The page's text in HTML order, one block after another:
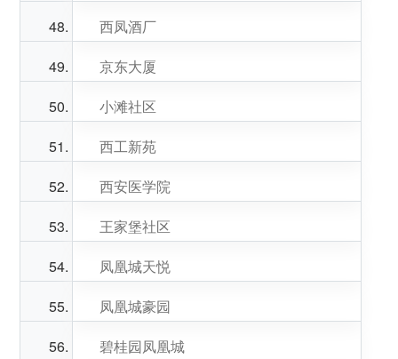
西凤酒厂
京东大厦
小滩社区
西工新苑
西安医学院
王家堡社区
凤凰城天悦
凤凰城豪园
碧桂园凤凰城